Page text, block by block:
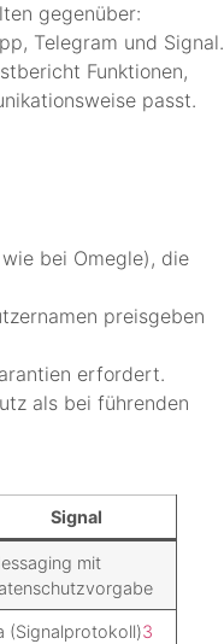
gegenüber:
Telegram und Signal.
Funktionen,
passt.
bei Omegle), die
preisgeben
erfordert.
als bei führenden
Signal
mit
(Signalprotokoll)3